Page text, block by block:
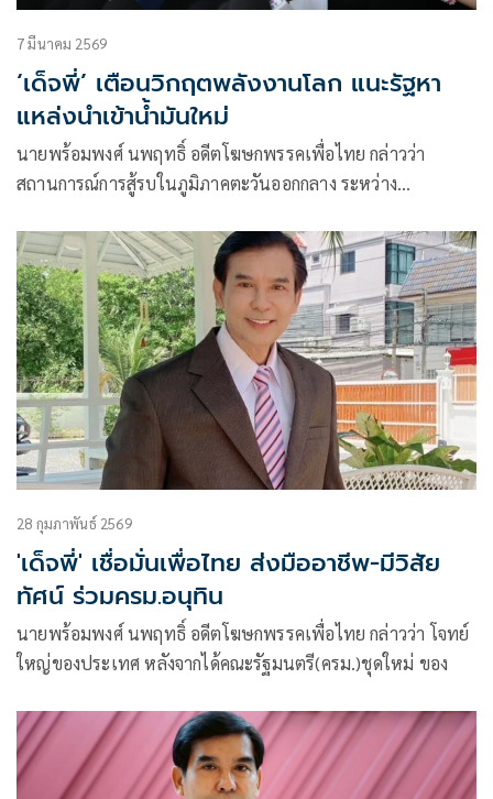
7 มีนาคม 2569
‘เด็จพี่’ เตือนวิกฤตพลังงานโลก แนะรัฐหา
แหล่งนำเข้าน้ำมันใหม่
นายพร้อมพงศ์ นพฤทธิ์ อดีตโฆษกพรรคเพื่อไทย กล่าวว่า
สถานการณ์การสู้รบในภูมิภาคตะวันออกกลาง ระหว่าง
ช่องแคบฮอร์มุช กำลังสร้างความกังวลต่อเสถียรภาพด้านพลังงาน
ของโลก ทั้งก๊าซธรรมชาติและน้ำมันดิบ
28 กุมภาพันธ์ 2569
'เด็จพี่' เชื่อมั่นเพื่อไทย ส่งมืออาชีพ-มีวิสัย
ทัศน์ ร่วมครม.อนุทิน
นายพร้อมพงศ์ นพฤทธิ์ อดีตโฆษกพรรคเพื่อไทย กล่าวว่า โจทย์
ใหญ่ของประเทศ หลังจากได้คณะรัฐมนตรี(ครม.)ชุดใหม่ ของ